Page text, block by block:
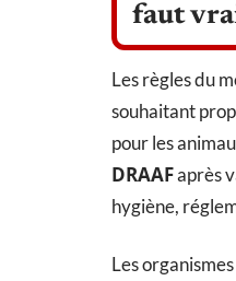
faut
Les règles du
souhaitant
pour les
DRAAFaprès
hygiène,
Les